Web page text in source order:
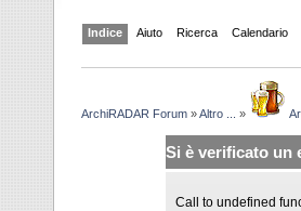
Indice Aiuto Ricerca Calendario
ArchiRADAR Forum »Altro ... »
Si è verificato un
Call to undefined